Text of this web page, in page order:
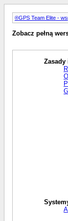
®GPS Team Elite -
Zobacz pełną
Zasady